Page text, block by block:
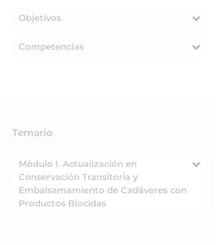
Objetivos
Competencias
Temario
Módulo I. Actualización en
Conservación Transitoria y
Embalsamamiento de Cadáveres con
Productos Biocidas